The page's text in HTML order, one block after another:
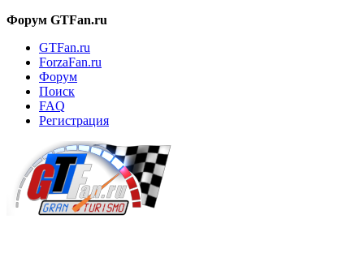
Форум GTFan.ru
GTFan.ru
ForzaFan.ru
Форум
Поиск
FAQ
Регистрация